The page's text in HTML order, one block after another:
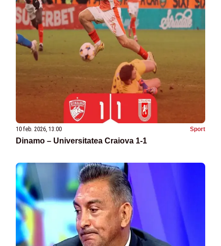
10 feb. 2026, 13:00 Sport
Dinamo – Universitatea Craiova 1-1